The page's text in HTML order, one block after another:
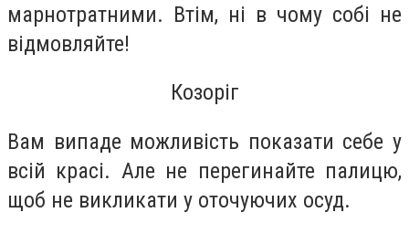
марнотратними. Втім, ні в чому собі не
відмовляйте!
Козоріг
Вам випаде можливість показати себе у
всій красі. Але не перегинайте палицю,
щоб не викликати у оточуючих осуд.